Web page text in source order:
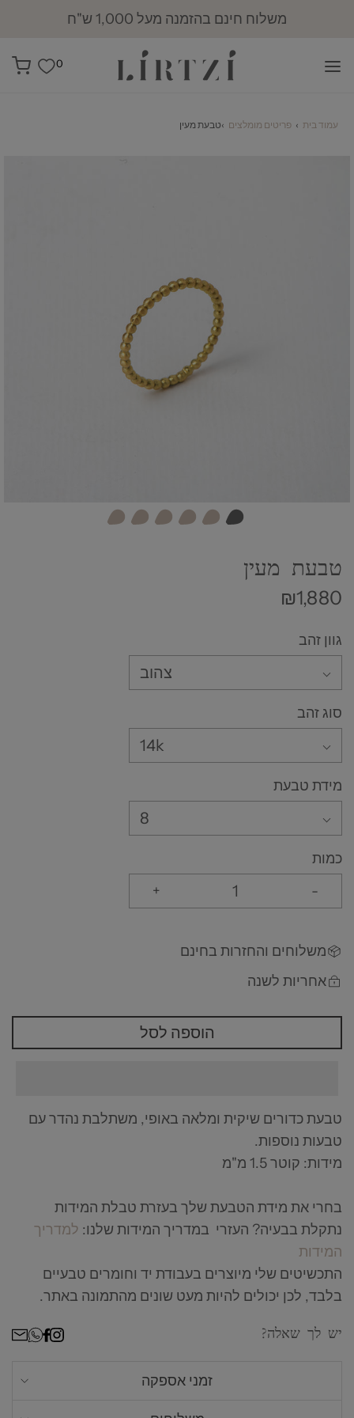
משלוח חינם בהזמנה מעל 1,000 ש"ח
0
עמוד בית › פריטים מומלצים ›טבעת מעין
טבעת מעין
₪1,880
גוון זהב
צהוב
סוג זהב
14k
מידת טבעת
8
כמות
-
+
משלוחים והחזרות בחינם
אחריות לשנה
הוספה לסל
טבעת כדורים שיקית ומלאה באופי, משתלבת נהדר עם
טבעות נוספות.
מידות: קוטר 1.5 מ"מ
בחרי את מידת הטבעת שלך בעזרת טבלת המידות
נתקלת בבעיה? העזרי במדריך המידות שלנו: למדריך
המידות
התכשיטים שלי מיוצרים בעבודת יד וחומרים טבעיים
בלבד, לכן יכולים להיות מעט שונים מהתמונה באתר.
יש לך שאלה?
זמני אספקה
אנחנו מכינים כל תכשיט לפי הזמנה אישית, זמן